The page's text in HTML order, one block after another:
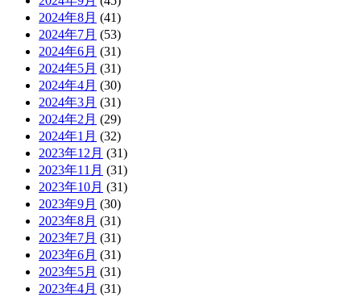
2024年8月 (41)
2024年7月 (53)
2024年6月 (31)
2024年5月 (31)
2024年4月 (30)
2024年3月 (31)
2024年2月 (29)
2024年1月 (32)
2023年12月 (31)
2023年11月 (31)
2023年10月 (31)
2023年9月 (30)
2023年8月 (31)
2023年7月 (31)
2023年6月 (31)
2023年5月 (31)
2023年4月 (31)